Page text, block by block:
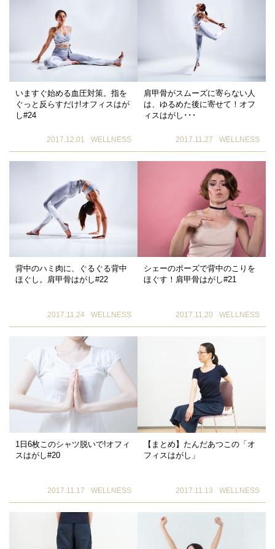
いますぐ始める血圧対策。指を
ぐっと反らすだけ!オフィスはが
し#24
2017.12.01 WELLNESS
肩甲骨がスムーズに寄らない人
は、ゆるめた後に寄せて！オフ
ィスはがし･･･
2017.11.27 WELLNESS
背中のハミ肉に、ぐるぐる背中
ほぐし。肩甲骨はがし#22
2017.11.24 WELLNESS
シェーのポーズで背中のこりを
ほぐす！肩甲骨はがし#21
2017.11.20 WELLNESS
1日6枚このシャツ脱いで!オフィ
スはがし#20
2017.11.17 WELLNESS
【まとめ】たんだあつこの「オ
フィスはがし」
2017.11.13 WELLNESS